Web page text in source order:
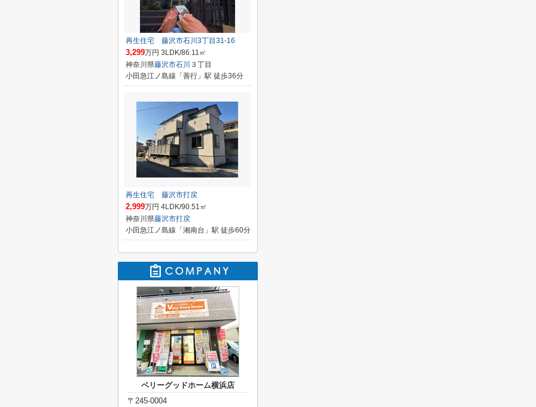
再生住宅 藤沢市石川3丁目31-16
3,299万円 3LDK/86.11㎡
神奈川県藤沢市石川 ３丁目
小田急江ノ島線「善行」駅 徒歩36分
再生住宅 藤沢市打戻
2,999万円 4LDK/90.51㎡
神奈川県藤沢市打戻
小田急江ノ島線「湘南台」駅 徒歩60分
ベリーグッドホーム横浜店
〒245-0004